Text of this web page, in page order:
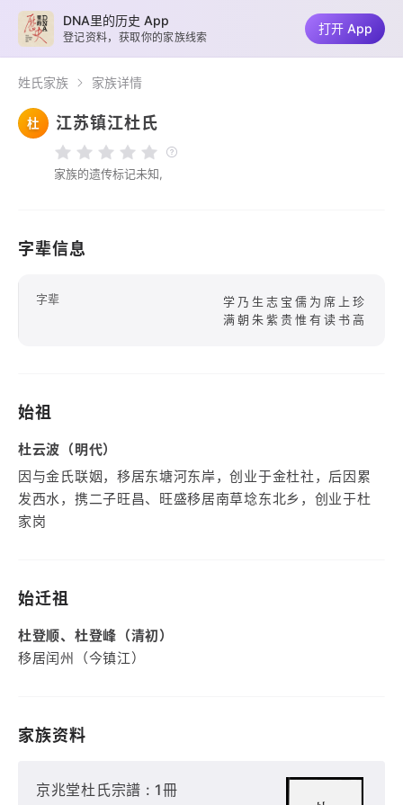
姓氏家族 家族详情
杜 江苏镇江杜氏
家族的遗传标记未知,
字辈信息
字辈
学乃生志宝儒为席上珍
满朝朱紫贵惟有读书高
始祖
杜云波（明代）
因与金氏联姻，移居东塘河东岸，创业于金杜社，后因累
发西水，携二子旺昌、旺盛移居南草埝东北乡，创业于杜
家岗
始迁祖
杜登顺、杜登峰（清初）
移居闰州（今镇江）
家族资料
京兆堂杜氏宗譜 : 1冊
DNA里的历史 App
登记资料，获取你的家族线索
打开 App